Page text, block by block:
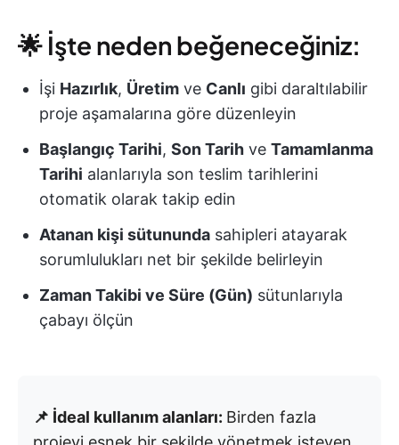
🌟 İşte neden beğeneceğiniz:
İşi Hazırlık, Üretim ve Canlı gibi daraltılabilir
proje aşamalarına göre düzenleyin
Başlangıç Tarihi, Son Tarih ve Tamamlanma
Tarihi alanlarıyla son teslim tarihlerini
otomatik olarak takip edin
Atanan kişi sütununda sahipleri atayarak
sorumlulukları net bir şekilde belirleyin
Zaman Takibi ve Süre (Gün) sütunlarıyla
çabayı ölçün
📌 İdeal kullanım alanları: Birden fazla